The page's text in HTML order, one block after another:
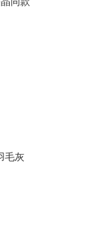
毛灰